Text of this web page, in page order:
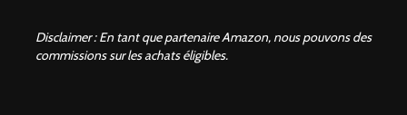
Disclaimer : En tant que partenaire Amazon, nous pouvons des
commissions sur les achats éligibles.